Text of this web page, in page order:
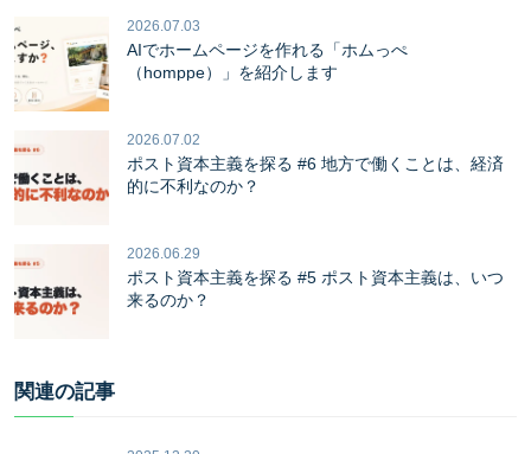
2026.07.03
AIでホームページを作れる「ホムっぺ
（homppe）」を紹介します
2026.07.02
ポスト資本主義を探る #6 地方で働くことは、経済
的に不利なのか？
2026.06.29
ポスト資本主義を探る #5 ポスト資本主義は、いつ
来るのか？
関連の記事